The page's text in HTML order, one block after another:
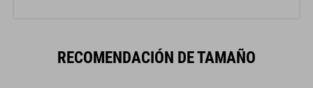
RECOMENDACIÓN DE TAMAÑO